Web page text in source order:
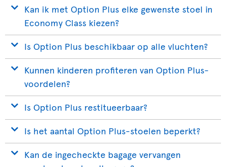
Kan ik met Option Plus elke gewenste stoel in
Economy Class kiezen?
Is Option Plus beschikbaar op alle vluchten?
Kunnen kinderen profiteren van Option Plus-
voordelen?
Is Option Plus restitueerbaar?
Is het aantal Option Plus-stoelen beperkt?
Kan de ingecheckte bagage vervangen